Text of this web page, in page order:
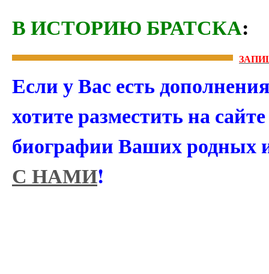
В ИСТОРИЮ БРАТСКА:
Если у Вас есть
хотите разместить на
биографии Ваших родных
С НАМИ!